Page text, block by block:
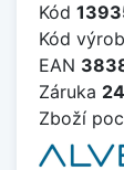
Kód
Kód
EAN
Záruka
Zboží